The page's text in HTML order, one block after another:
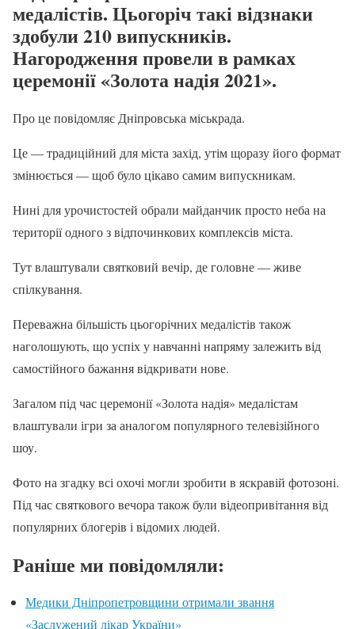
медалістів. Цьогоріч такі відзнаки
здобули 210 випускників.
Нагородження провели в рамках
церемонії «Золота надія 2021».
Про це повідомляє Дніпровська міськрада.
Це — традиційний для міста захід, утім щоразу його формат
змінюється — щоб було цікаво самим випускникам.
Нині для урочистостей обрали майданчик просто неба на
території одного з відпочинкових комплексів міста.
Тут влаштували святковий вечір, де головне — живе
спілкування.
Переважна більшість цьогорічних медалістів також
наголошують, що успіх у навчанні напряму залежить від
самостійного бажання відкривати нове.
Загалом під час церемонії «Золота надія» медалістам
влаштували ігри за аналогом популярного телевізійного
шоу.
Фото на згадку всі охочі могли зробити в яскравій фотозоні.
Під час святкового вечора також були відеопривітання від
популярних блогерів і відомих людей.
Раніше ми повідомляли:
Медики Дніпропетровщини отримали звання
«Заслужений лікар України»